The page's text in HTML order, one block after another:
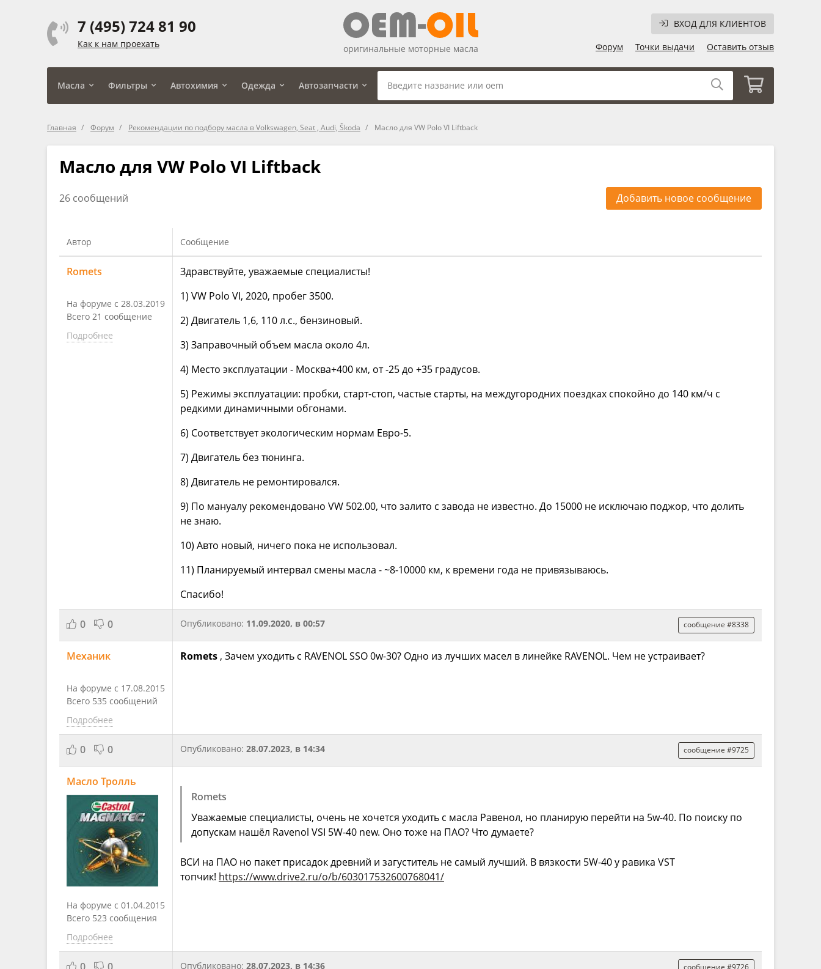
7 (495) 724 81 90
Как к нам проехать
ВХОД ДЛЯ КЛИЕНТОВ
Форум
Точки выдачи Оставить отзыв
оригинальные моторные масла
Масла Фильтры Автохимия Одежда Автозапчасти
Главная Форум Рекомендации по подбору масла в Volkswagen, Seat , Audi, Škoda Масло для VW Polo VI Liftback
Масло для VW Polo VI Liftback
26 сообщений Добавить новое сообщение
Автор Сообщение
Romets
На форуме с 28.03.2019
Всего 21 сообщение
Подробнее
Здравствуйте, уважаемые специалисты!
1) VW Polo VI, 2020, пробег 3500.
2) Двигатель 1,6, 110 л.с., бензиновый.
3) Заправочный объем масла около 4л.
4) Место эксплуатации - Москва+400 км, от -25 до +35 градусов.
5) Режимы эксплуатации: пробки, старт-стоп, частые старты, на междугородних поездках спокойно до 140 км/ч с
редкими динамичными обгонами.
6) Соответствует экологическим нормам Евро-5.
7) Двигатель без тюнинга.
8) Двигатель не ремонтировался.
9) По мануалу рекомендовано VW 502.00, что залито с завода не известно. До 15000 не исключаю поджор, что долить
не знаю.
10) Авто новый, ничего пока не использовал.
11) Планируемый интервал смены масла - ~8-10000 км, к времени года не привязываюсь.
Спасибо!
0 0 Опубликовано: 11.09.2020, в 00:57 сообщение #8338
Механик
На форуме с 17.08.2015
Всего 535 сообщений
Подробнее
Romets , Зачем уходить с RAVENOL SSO 0w-30? Одно из лучших масел в линейке RAVENOL. Чем не устраивает?
0 0 Опубликовано: 28.07.2023, в 14:34 сообщение #9725
Масло Тролль
На форуме с 01.04.2015
Всего 523 сообщения
Подробнее
Romets
Уважаемые специалисты, очень не хочется уходить с масла Равенол, но планирую перейти на 5w-40. По поиску по
допускам нашёл Ravenol VSI 5W-40 new. Оно тоже на ПАО? Что думаете?
ВСИ на ПАО но пакет присадок древний и загуститель не самый лучший. В вязкости 5W-40 у равика VST
топчик! https://www.drive2.ru/o/b/603017532600768041/
Опубликовано: 28.07.2023, в 14:36